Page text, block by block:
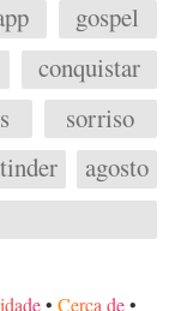
gospel
conquistar
sorriso
tinder
agosto
• Cerca de•